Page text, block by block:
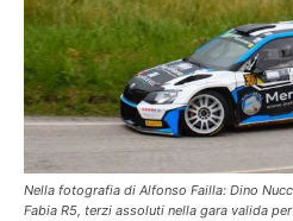
Nella fotografia di Alfonso Failla: Dino
Fabia R5, terzi assoluti nella gara valida